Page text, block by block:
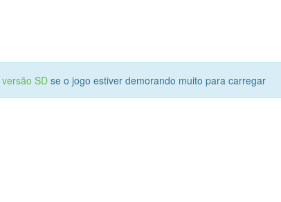
versão SD se o jogo estiver demorando muito para carregar